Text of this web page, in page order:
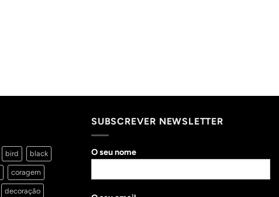
bird black
coragem
decoração
SUBSCREVER NEWSLETTER
O seu nome